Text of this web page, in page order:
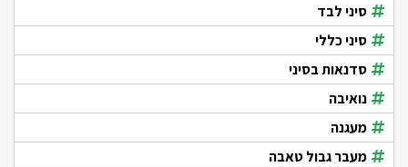
סיני לבד
סיני כללי
סדנאות בסיני
נואיבה
מעגנה
מעבר גבול טאבה